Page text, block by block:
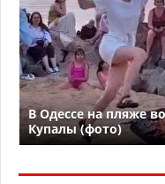
В Одессе на пляже
Купалы (фото)